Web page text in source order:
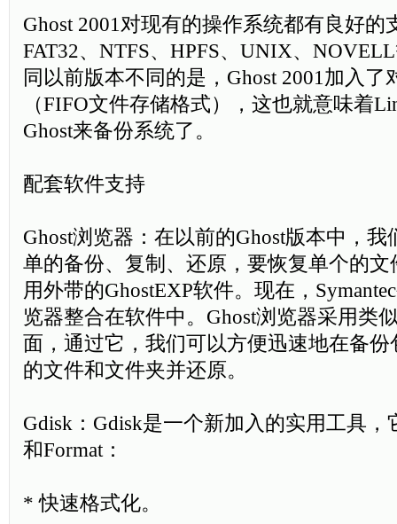
Ghost 2001对现有的操作系统都有良好的
FAT32、NTFS、HPFS、UNIX、
同以前版本不同的是，Ghost 2001加入了
（FIFO文件存储格式），这也就意味着
Ghost来备份系统了。
配套软件支持
Ghost浏览器：在以前的Ghost版本中，
单的备份、复制、还原，要恢复单个的
用外带的GhostEXP软件。现在，
览器整合在软件中。Ghost浏览器采用类
面，通过它，我们可以方便迅速地在备
的文件和文件夹并还原。
Gdisk：Gdisk是一个新加入的实用工具，
和Format：
* 快速格式化。